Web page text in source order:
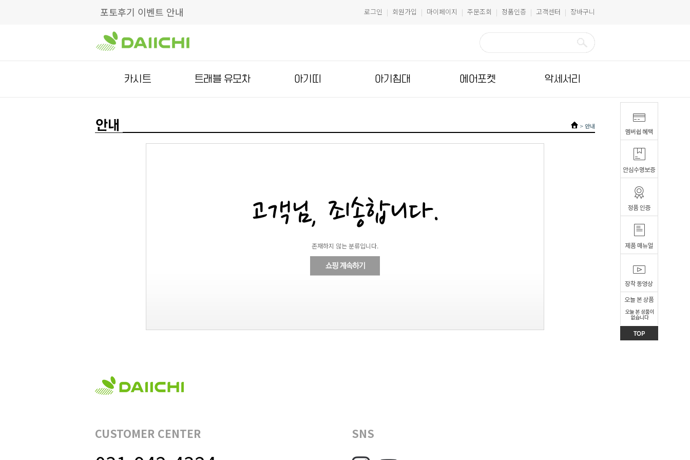
포토후기 이벤트 안내 로그인 | 회원가입 | 마이페이지 | 주문조회 | 정품인증 | 고객센터 | 장바구니
카시트 트래블 유모차 아기띠 아기침대 에어포켓 악세서리
> 안내
존재하지 않는 분류입니다.
CUSTOMER CENTER SNS